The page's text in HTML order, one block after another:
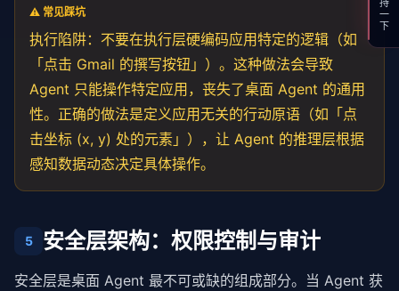
const
const
element = await page.waitForSelector
      timeout: action.timeoutMs ??
5000
    });
const before = await page. screenshot();
await element. click();
// 等待条件满足或超时
await
this waitForCondition
type: "wait",
        timeoutMs: action.timeoutMs ??
10000
⚠️ 常见踩坑
执行陷阱：不要在执行层硬编码应用特定的逻辑（如
「点击 Gmail 的撰写按钮」）。这种做法会导致
Agent 只能操作特定应用，丧失了桌面 Agent 的通用
性。正确的做法是定义应用无关的行动原语（如「点
击坐标 (x, y) 处的元素」），让 Agent 的推理层根据
感知数据动态决定具体操作。
5 安全层架构：权限控制与审计
安全层是桌面 Agent 最不可或缺的组成部分。当 Agent 获